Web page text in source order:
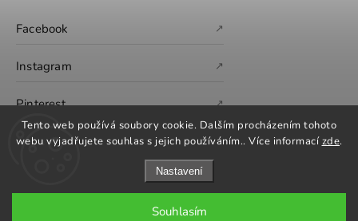
Tento web používá soubory cookie. Dalším procházením tohoto
webu vyjadřujete souhlas s jejich používáním.. Více informacízde.
Nastavení
Souhlasím
Facebook ↗
Instagram ↗
Pinterest ↗